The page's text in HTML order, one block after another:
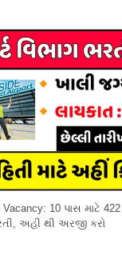
Vacancy: 10 પાસ માટે
અહી થી અરજી કરો